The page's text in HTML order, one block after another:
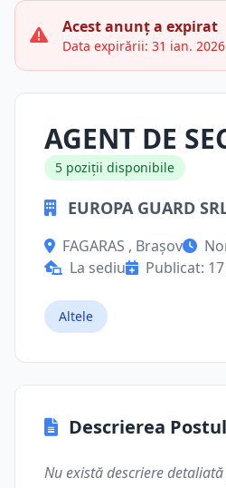
Acest anunț a expirat
Data expirării: 31 ian. 2026
AGENT DE
5 poziții disponibile
EUROPA GUARD
FAGARAS , Brașov
La sediu
Publicat:
Altele
Descrierea
Nu există descriere